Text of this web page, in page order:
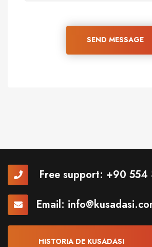
SEND MESSAGE
Free support: +90 554
Email:
HISTORIA DE KUSADASI